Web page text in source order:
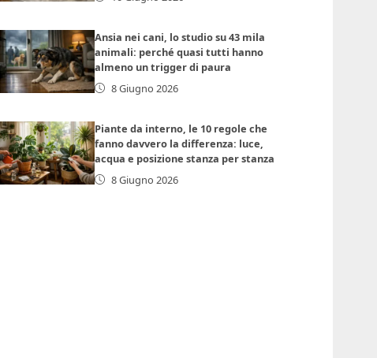
Ansia nei cani, lo studio su 43 mila
animali: perché quasi tutti hanno
almeno un trigger di paura
8 Giugno 2026
Piante da interno, le 10 regole che
fanno davvero la differenza: luce,
acqua e posizione stanza per stanza
8 Giugno 2026